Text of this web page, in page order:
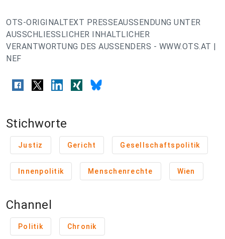
OTS-ORIGINALTEXT PRESSEAUSSENDUNG UNTER
AUSSCHLIESSLICHER INHALTLICHER
VERANTWORTUNG DES AUSSENDERS - WWW.OTS.AT |
NEF
Stichworte
Justiz Gericht Gesellschaftspolitik
Innenpolitik Menschenrechte Wien
Channel
Politik Chronik